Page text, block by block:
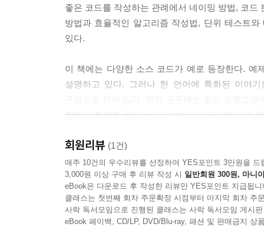
CHAPTER 7 코드의 성능_
7.1 성능을 의식하고 있는가?
7.3 성능은 계산량으로 결정된다
7.4 성능 개선의 순서
7.6 성능 개선의 지침
CHAPTER 8 단위테스트_
8.1 테스트를 좋아하는가?
8.2 단위 테스트란 무엇인가?
8.3 각 대표자들의 이야기
8.4 단위 테스트의 효능
좋은 코드를 작성하는 관례에서 네이밍 방법, 코
방법과 효율적인 알고리즘 작성법, 단위 테스트
있다.
이 책에는 다양한 소스 코드가 예로 등장한다. 예
설명하고 있다. 그러나 한 언어에 특화된 이야
함께 대화체로 풀어놓아 이해하기 쉽고 재미있게
이 책의 대상 독자
좋은 코드를 작성하고 싶지만 어디부터 손을 대면
읽기 쉽고 유지보수하기 쉬운 코드를 작성하고 싶
프로그래밍의 세계에 발을 갓 들여놓은 학생들
코딩을 전문으로 하고 있는 현업의 1-2년차 프로그
베테랑 프로그래머를 목표로 중급 프로그래머들이
회원리뷰 (1건)
매주 10건의 우수리뷰를 선정하여 YES포인트 3만원을 드
3,000원 이상 구매 후 리뷰 작성 시 일반회원 300원, 마니
eBook은 다운로드 후 작성한 리뷰만 YES포인트 지급됩니
클래스는 첫번째 회차 주문확정 시점부터 마지막 회차 주
사락 독서모임으로 진행된 클래스는 사락 독서모임 게시
eBook 페이백, CD/LP, DVD/Blu-ray, 패션 및 판매금지 상